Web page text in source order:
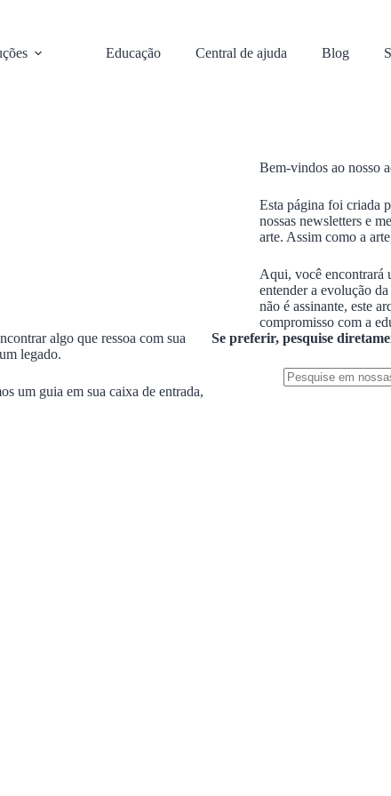
Educação Central de ajuda Blog
Bem-vindos ao nosso
Esta página foi criada
nossas newsletters e
arte. Assim como a
Aqui, você encontrará
entender a evolução
não é assinante, este
compromisso com a
algo que ressoa com sua
legado.
um guia em sua caixa de entrada,
Se preferir, pesquise